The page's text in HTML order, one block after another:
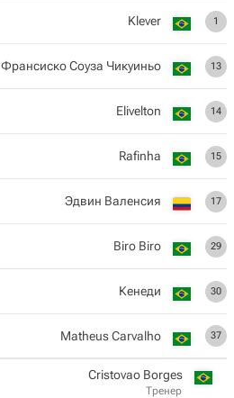
1
Klever
13
Франсиско Соуза Чикуиньо
14
Elivelton
15
Rafinha
17
Эдвин Валенсия
29
Biro Biro
30
Кенеди
37
Matheus Carvalho
Cristovao Borges
Тренер